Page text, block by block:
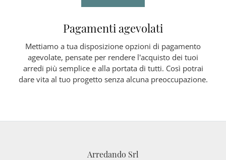
Pagamenti agevolati
Mettiamo a tua disposizione opzioni di pagamento
agevolate, pensate per rendere l’acquisto dei tuoi
arredi più semplice e alla portata di tutti. Così potrai
dare vita al tuo progetto senza alcuna preoccupazione.
Arredando Srl